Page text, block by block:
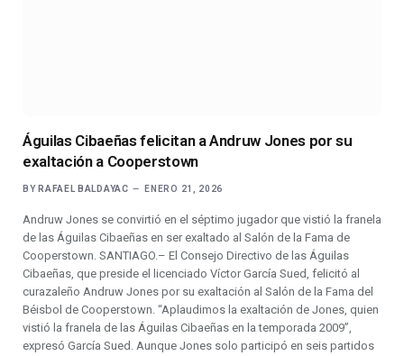
Águilas Cibaeñas felicitan a Andruw Jones por su
exaltación a Cooperstown
BY RAFAEL BALDAYAC ENERO 21, 2026
Andruw Jones se convirtió en el séptimo jugador que vistió la franela
de las Águilas Cibaeñas en ser exaltado al Salón de la Fama de
Cooperstown. SANTIAGO.– El Consejo Directivo de las Águilas
Cibaeñas, que preside el licenciado Víctor García Sued, felicitó al
curazaleño Andruw Jones por su exaltación al Salón de la Fama del
Béisbol de Cooperstown. “Aplaudimos la exaltación de Jones, quien
vistió la franela de las Águilas Cibaeñas en la temporada 2009”,
expresó García Sued. Aunque Jones solo participó en seis partidos